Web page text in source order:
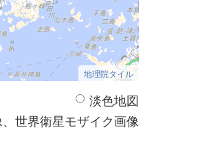
地理院タイル
淡色地図
世界衛星モザイク画像